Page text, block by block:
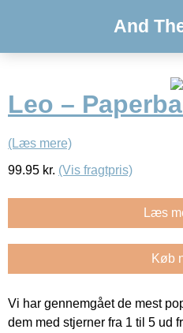
And
Leo –
(Læs mere)
99.95 kr. (Vis fragtpris)
Læs
Køb
Vi har gennemgået de mest
dem med stjerner fra 1 til 5 ud